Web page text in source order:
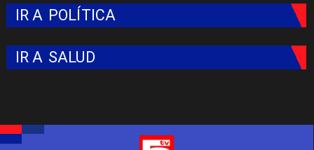
IR A POLÍTICA
IR A SALUD